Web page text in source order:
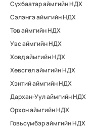
Сүхбаатар аймгийн НДХ
Сэлэнгэ аймгийн НДХ
Төв аймгийн НДХ
Увс аймгийн НДХ
Ховд аймгийн НДХ
Хөвсгөл аймгийн НДХ
Хэнтий аймгийн НДХ
Дархан-Уул аймгийн НДХ
Орхон аймгийн НДХ
Говьсүмбэр аймгийн НДХ